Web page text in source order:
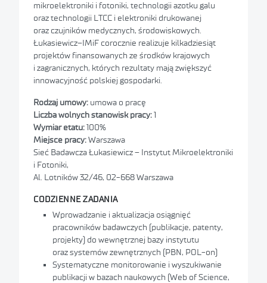
mikroelektroniki i fotoniki, technologii azotku galu
oraz technologii LTCC i elektroniki drukowanej
oraz czujników medycznych, środowiskowych.
Łukasiewicz–IMiF corocznie realizuje kilkadziesiąt
projektów finansowanych ze środków krajowych
i zagranicznych, których rezultaty mają zwiększyć
innowacyjność polskiej gospodarki.
Rodzaj umowy: umowa o pracę
Liczba wolnych stanowisk pracy:1
Wymiar etatu:100%
Miejsce pracy:Warszawa
Sieć Badawcza Łukasiewicz – Instytut Mikroelektroniki
i Fotoniki,
Al. Lotników 32/46, 02-668 Warszawa
CODZIENNE ZADANIA
Wprowadzanie i aktualizacja osiągnięć
pracowników badawczych (publikacje, patenty,
projekty) do wewnętrznej bazy instytutu
oraz systemów zewnętrznych (PBN, POL-on)
Systematyczne monitorowanie i wyszukiwanie
publikacji w bazach naukowych (Web of Science,